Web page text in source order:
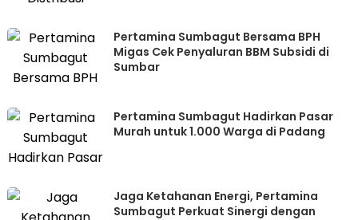
Pertamina Sumbagut Bersama BPH
Migas Cek Penyaluran BBM Subsidi di
Sumbar
Pertamina Sumbagut Hadirkan Pasar
Murah untuk 1.000 Warga di Padang
Jaga Ketahanan Energi, Pertamina
Sumbagut Perkuat Sinergi dengan